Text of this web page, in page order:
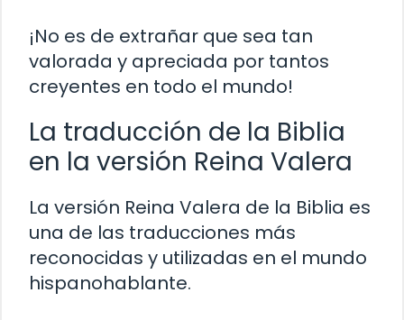
¡No es de extrañar que sea tan
valorada y apreciada por tantos
creyentes en todo el mundo!
La traducción de la Biblia
en la versión Reina Valera
La versión Reina Valera de la Biblia es
una de las traducciones más
reconocidas y utilizadas en el mundo
hispanohablante.